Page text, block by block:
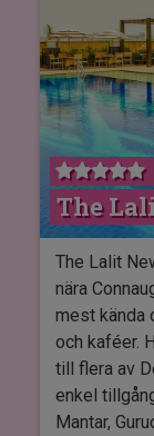
utflykter till
Humayun’s
Eros Hotel
barer, där
och lokala
matställen
kinesiska
det
Dessutom
njuta av
The
The Lalit
nära
mest kända
och kaféer.
till flera av
enkel
Mantar,